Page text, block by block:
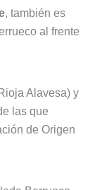
, también es
al frente
Alavesa) y
las que
de Origen